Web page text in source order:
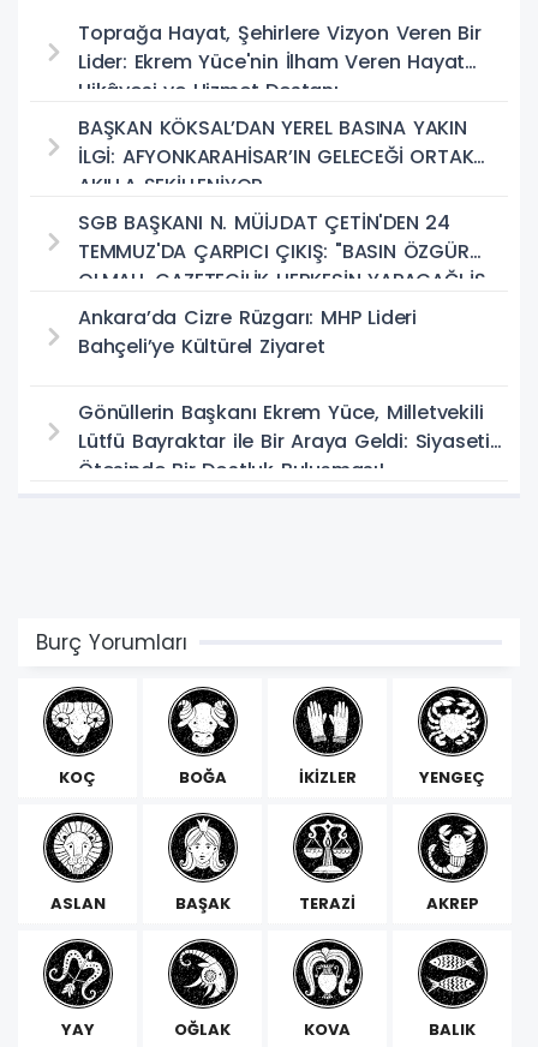
Toprağa Hayat, Şehirlere Vizyon Veren Bir
Lider: Ekrem Yüce'nin İlham Veren Hayat
Hikâyesi ve Hizmet Destanı
BAŞKAN KÖKSAL’DAN YEREL BASINA YAKIN
İLGİ: AFYONKARAHİSAR’IN GELECEĞİ ORTAK
AKILLA ŞEKİLLENİYOR
SGB BAŞKANI N. MÜİJDAT ÇETİN'DEN 24
TEMMUZ'DA ÇARPICI ÇIKIŞ: "BASIN ÖZGÜR
OLMALI, GAZETECİLİK HERKESİN YAPACAĞI İŞ
DEĞİL!"
Ankara’da Cizre Rüzgarı: MHP Lideri
Bahçeli’ye Kültürel Ziyaret
Gönüllerin Başkanı Ekrem Yüce, Milletvekili
Lütfü Bayraktar ile Bir Araya Geldi: Siyasetin
Ötesinde Bir Dostluk Buluşması!
Burç Yorumları
KOÇ BOĞA İKİZLER YENGEÇ
ASLAN BAŞAK TERAZİ AKREP
YAY OĞLAK KOVA BALIK